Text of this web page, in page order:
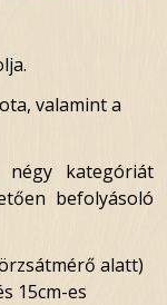
valamint a
kategóriát
befolyásoló
alatt)
15cm-es